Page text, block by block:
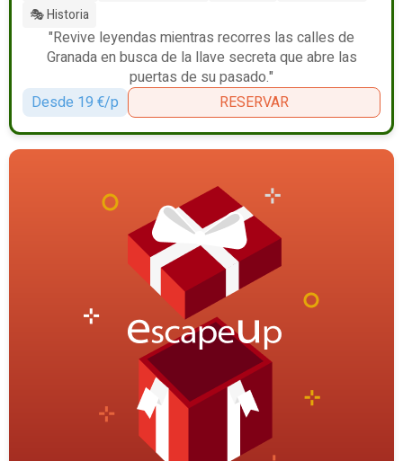
🎭 Historia
"Revive leyendas mientras recorres las calles de
Granada en busca de la llave secreta que abre las
puertas de su pasado."
Desde 19 €/p
RESERVAR